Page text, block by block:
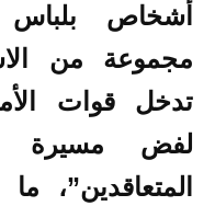
أشخاص
مجموعة من
تدخل قوات
لفض مسيرة